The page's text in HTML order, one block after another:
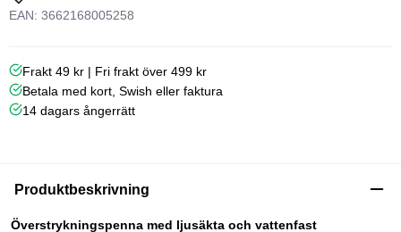
EAN: 3662168005258
Frakt 49 kr | Fri frakt över 499 kr
Betala med kort, Swish eller faktura
14 dagars ångerrätt
Produktbeskrivning
Överstrykningspenna med ljusäkta och vattenfast